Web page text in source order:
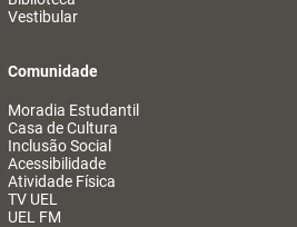
Vestibular
Comunidade
Moradia Estudantil
Casa de Cultura
Inclusão Social
Acessibilidade
Atividade Física
TV UEL
UEL FM